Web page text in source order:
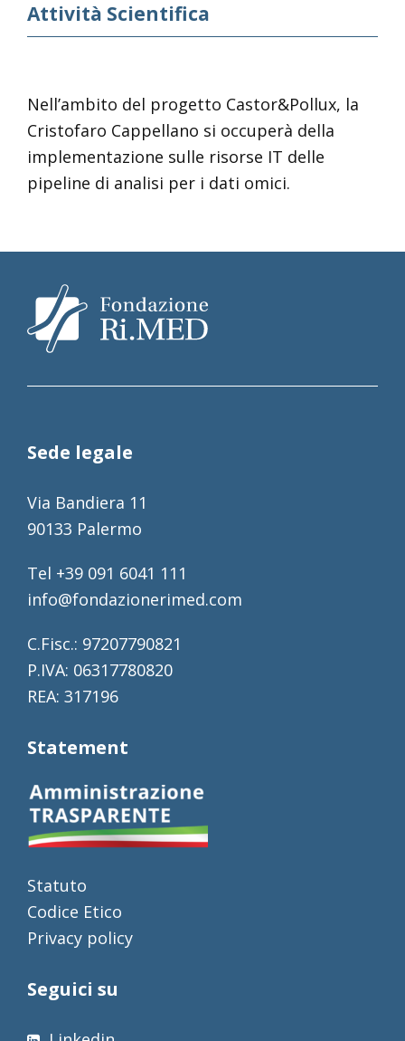
Attività Scientifica
Nell’ambito del progetto Castor&Pollux, la
Cristofaro Cappellano si occuperà della
implementazione sulle risorse IT delle
pipeline di analisi per i dati omici.
Sede legale
Via Bandiera 11
90133 Palermo
Tel +39 091 6041 111
info@fondazionerimed.com
C.Fisc.: 97207790821
P.IVA: 06317780820
REA: 317196
Statement
Statuto
Codice Etico
Privacy policy
Seguici su